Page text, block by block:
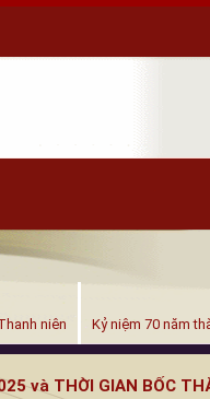
niên Kỷ niệm 70 năm
THỜI GIAN BỐC